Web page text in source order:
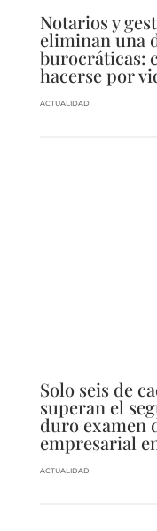
Notarios y
eliminan una
burocráticas:
hacerse por
ACTUALIDAD
Solo seis de
superan el
duro examen
empresarial
ACTUALIDAD